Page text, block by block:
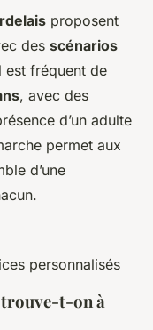
proposent
des scénarios
est fréquent de
, avec des
d’un adulte
permet aux
d’une
personnalisés
trouve-t-on à